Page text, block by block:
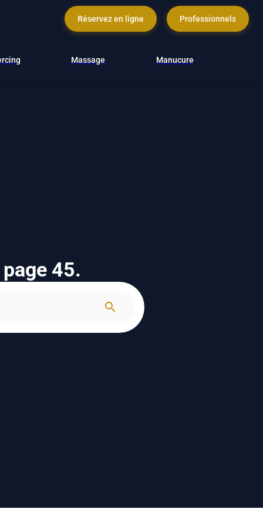
Réservez en ligne Professionnels
Massage Manucure
45.